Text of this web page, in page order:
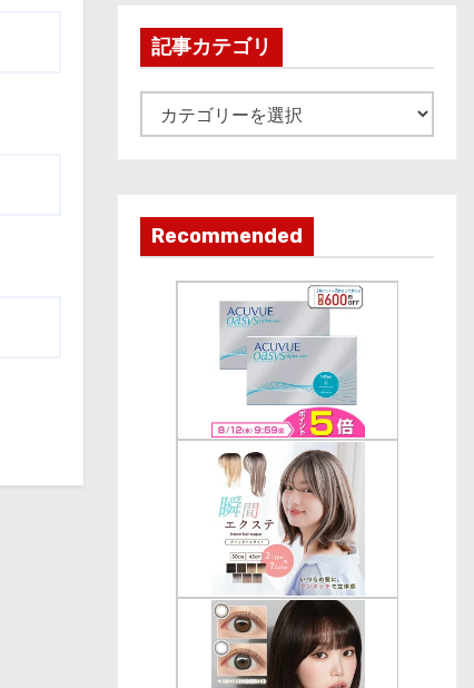
v
記事カテゴリ
事
ゴ
リ
Recommended